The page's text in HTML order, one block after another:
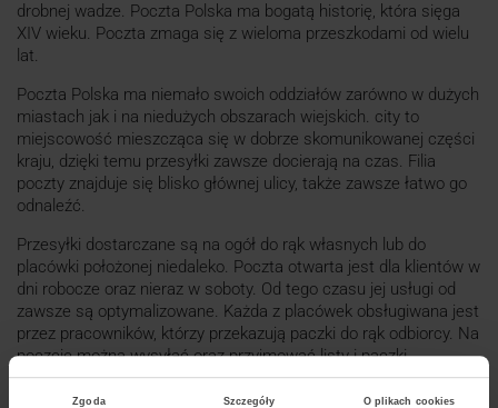
Zgoda Szczegóły O plikach cookies
drobnej wadze. Poczta Polska ma bogatą historię, która sięga
XIV wieku. Poczta zmaga się z wieloma przeszkodami od wielu
lat.
Poczta Polska ma niemało swoich oddziałów zarówno w dużych
miastach jak i na niedużych obszarach wiejskich. city to
miejscowość mieszcząca się w dobrze skomunikowanej części
kraju, dzięki temu przesyłki zawsze docierają na czas. Filia
poczty znajduje się blisko głównej ulicy, także zawsze łatwo go
odnaleźć.
Przesyłki dostarczane są na ogół do rąk własnych lub do
placówki położonej niedaleko. Poczta otwarta jest dla klientów w
dni robocze oraz nieraz w soboty. Od tego czasu jej usługi od
zawsze są optymalizowane. Każda z placówek obsługiwana jest
przez pracowników, którzy przekazują paczki do rąk odbiorcy. Na
poczcie można wysyłać oraz przyjmować listy i paczki.
Wachlarz usług jest rozwijany o nowe rodzaje.